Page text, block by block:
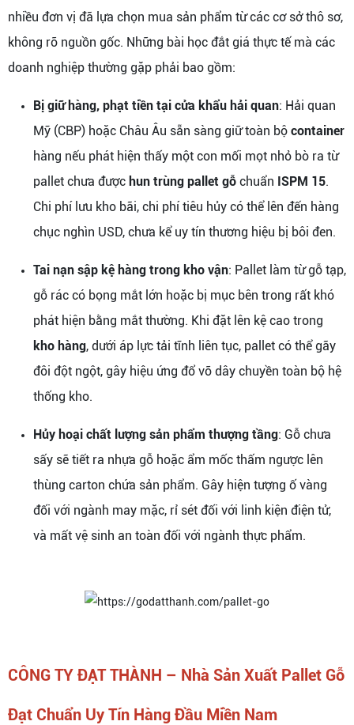
nhiều đơn vị đã lựa chọn mua sản phẩm từ các cơ sở thô sơ,
không rõ nguồn gốc. Những bài học đắt giá thực tế mà các
doanh nghiệp thường gặp phải bao gồm:
Bị giữ hàng, phạt tiền tại cửa khẩu hải quan: Hải quan
Mỹ (CBP) hoặc Châu Âu sẵn sàng giữ toàn bộ container
hàng nếu phát hiện thấy một con mối mọt nhỏ bò ra từ
pallet chưa được hun trùng pallet gỗ chuẩn ISPM 15.
Chi phí lưu kho bãi, chi phí tiêu hủy có thể lên đến hàng
chục nghìn USD, chưa kể uy tín thương hiệu bị bôi đen.
Tai nạn sập kệ hàng trong kho vận: Pallet làm từ gỗ tạp,
gỗ rác có bọng mắt lớn hoặc bị mục bên trong rất khó
phát hiện bằng mắt thường. Khi đặt lên kệ cao trong
kho hàng, dưới áp lực tải tĩnh liên tục, pallet có thể gãy
đôi đột ngột, gây hiệu ứng đổ vỡ dây chuyền toàn bộ hệ
thống kho.
Hủy hoại chất lượng sản phẩm thượng tầng: Gỗ chưa
sấy sẽ tiết ra nhựa gỗ hoặc ẩm mốc thấm ngược lên
thùng carton chứa sản phẩm. Gây hiện tượng ố vàng
đối với ngành may mặc, rỉ sét đối với linh kiện điện tử,
và mất vệ sinh an toàn đối với ngành thực phẩm.
CÔNG TY ĐẠT THÀNH – Nhà Sản Xuất Pallet Gỗ
Đạt Chuẩn Uy Tín Hàng Đầu Miền Nam